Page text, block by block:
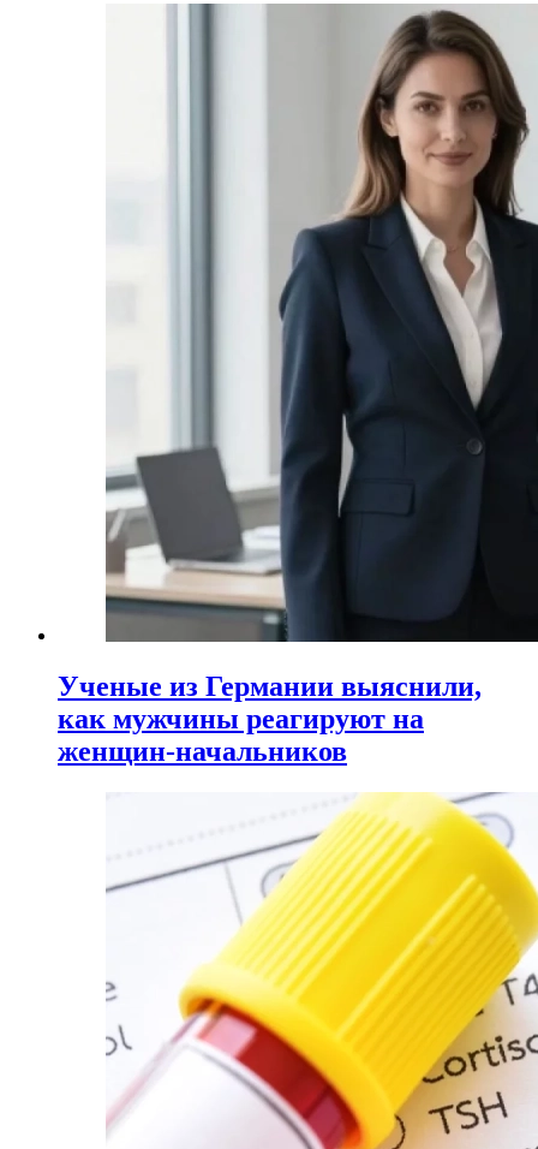
Ученые из Германии выяснили,
как мужчины реагируют на
женщин-начальников